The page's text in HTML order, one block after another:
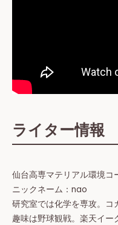
ライター情報
仙台高専マテリアル環境コ
ニックネーム：nao
研究室では化学を専攻。コ
趣味は野球観戦。楽天イー